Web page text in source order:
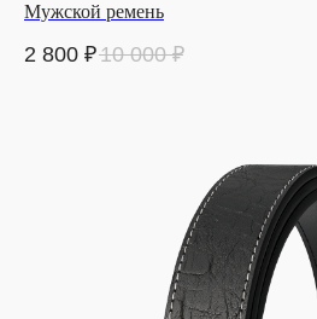
Мужской ремень
2 800 ₽10 000 ₽